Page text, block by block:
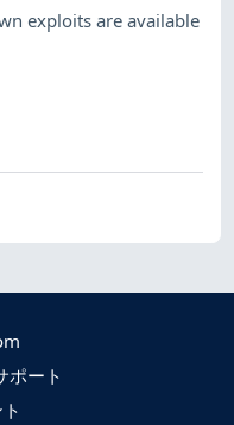
exploits are available
ポート